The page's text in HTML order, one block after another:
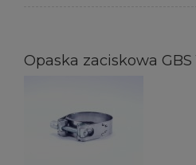
Opaska zaciskowa GBS